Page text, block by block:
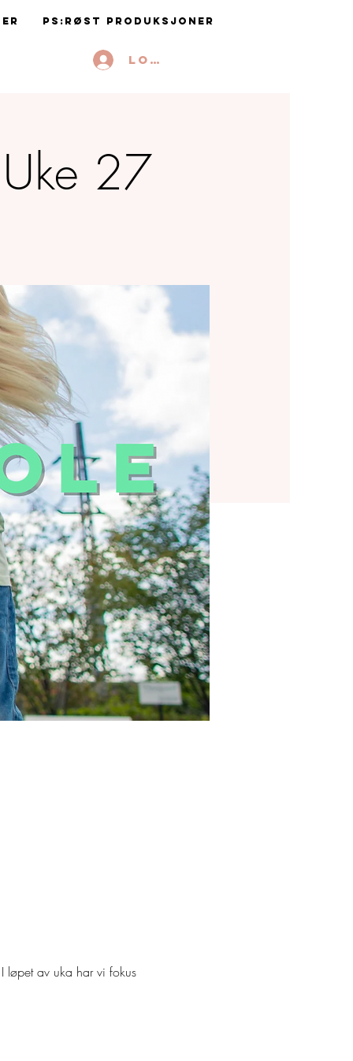
PS:RØST Produksjoner
Logg inn
27
løpet av uka har vi fokus